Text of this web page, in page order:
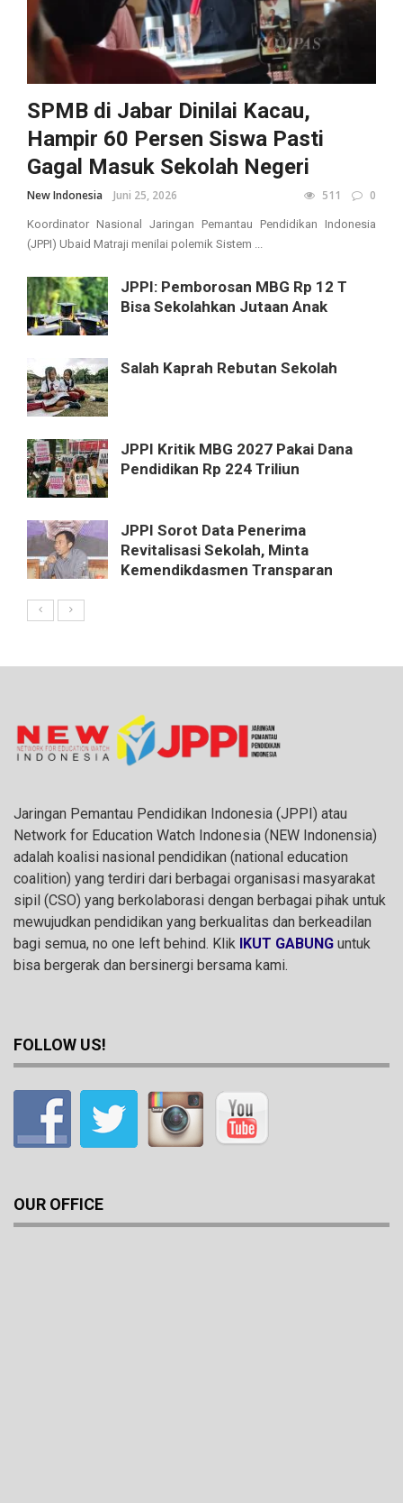
SPMB di Jabar Dinilai Kacau,
Hampir 60 Persen Siswa Pasti
Gagal Masuk Sekolah Negeri
New Indonesia Juni 25, 2026 511 0
Koordinator Nasional Jaringan Pemantau Pendidikan Indonesia
(JPPI) Ubaid Matraji menilai polemik Sistem ...
JPPI: Pemborosan MBG Rp 12 T
Bisa Sekolahkan Jutaan Anak
Salah Kaprah Rebutan Sekolah
JPPI Kritik MBG 2027 Pakai Dana
Pendidikan Rp 224 Triliun
JPPI Sorot Data Penerima
Revitalisasi Sekolah, Minta
Kemendikdasmen Transparan
Jaringan Pemantau Pendidikan Indonesia (JPPI) atau
Network for Education Watch Indonesia (NEW Indonensia)
adalah koalisi nasional pendidikan (national education
coalition) yang terdiri dari berbagai organisasi masyarakat
sipil (CSO) yang berkolaborasi dengan berbagai pihak untuk
mewujudkan pendidikan yang berkualitas dan berkeadilan
bagi semua, no one left behind. Klik IKUT GABUNG untuk
bisa bergerak dan bersinergi bersama kami.
FOLLOW US!
OUR OFFICE